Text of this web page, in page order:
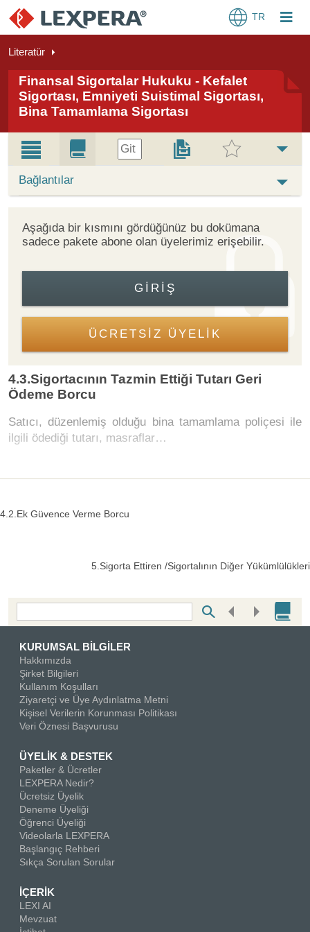
TR
Literatür
Finansal Sigortalar Hukuku - Kefalet
Sigortası, Emniyeti Suistimal Sigortası,
Bina Tamamlama Sigortası
Git
Bağlantılar
Aşağıda bir kısmını gördüğünüz bu dokümana
sadece pakete abone olan üyelerimiz erişebilir.
GIRIŞ
ÜCRETSİZ ÜYELİK
4.3.Sigortacının Tazmin Ettiği Tutarı Geri
Ödeme Borcu
Satıcı, düzenlemiş olduğu bina tamamlama poliçesi ile
ilgili ödediği tutarı, masraflar…
4.2.Ek Güvence Verme Borcu
5.Sigorta Ettiren /Sigortalının Diğer Yükümlülükleri
Bottom Search Toolbar Highlight Text
KURUMSAL BİLGİLER
Hakkımızda
Şirket Bilgileri
Kullanım Koşulları
Ziyaretçi ve Üye Aydınlatma Metni
Kişisel Verilerin Korunması Politikası
Veri Öznesi Başvurusu
ÜYELİK & DESTEK
Paketler & Ücretler
LEXPERA Nedir?
Ücretsiz Üyelik
Deneme Üyeliği
Öğrenci Üyeliği
Videolarla LEXPERA
Başlangıç Rehberi
Sıkça Sorulan Sorular
İÇERİK
LEXI AI
Mevzuat